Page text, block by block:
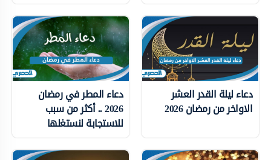
دعاء ليلة القدر العشر
الاواخر من رمضان 2026
دعاء المطر في رمضان
2026 .. أكثر من سبب
للاستجابة لنستغلها